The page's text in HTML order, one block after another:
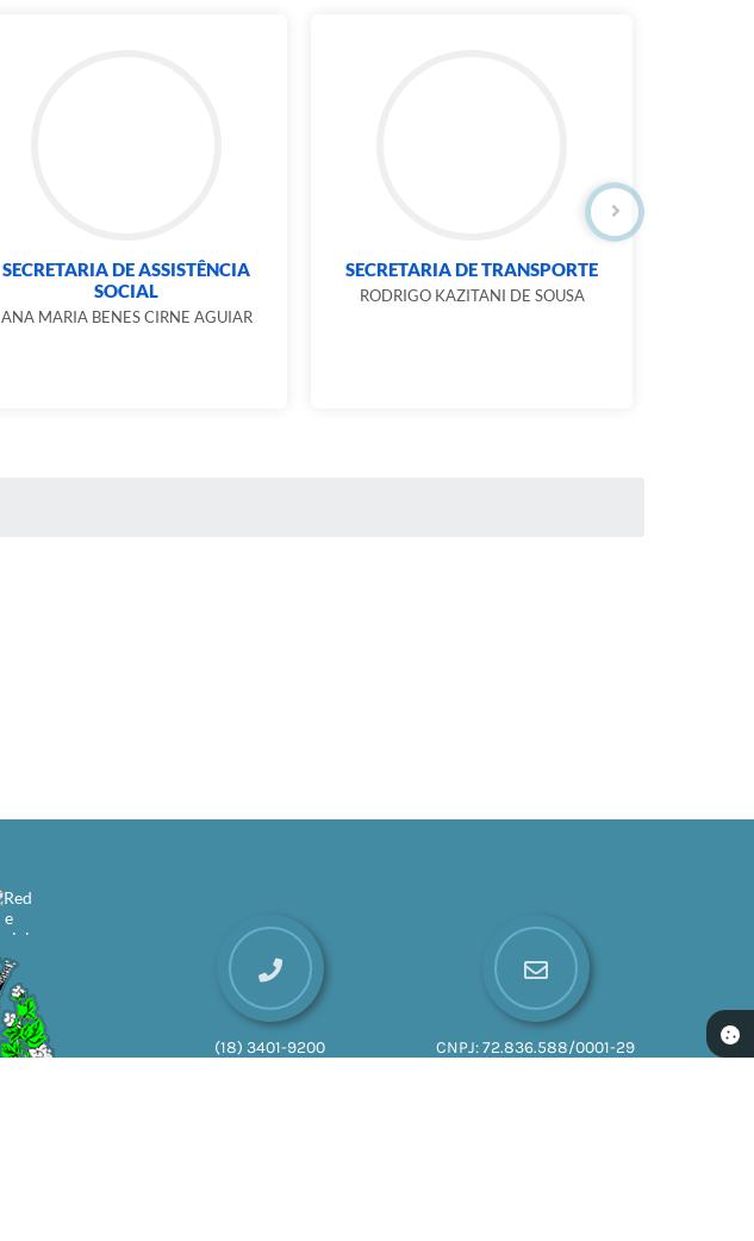
SECRETARIA DE ASSISTÊNCIA
SOCIAL
ANA MARIA BENES CIRNE AGUIAR
SECRETARIA DE TRANSPORTE
RODRIGO KAZITANI DE SOUSA
(18) 3401-9200 CNPJ:72.836.588/0001-29